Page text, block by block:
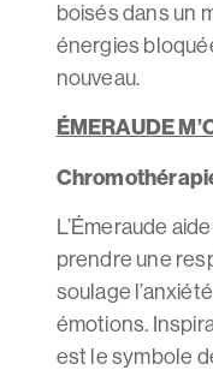
boisés dans un
énergies
nouveau.
ÉMERAUDE
L’Émeraude
prendre une
soulage
émotions.
est le symbole